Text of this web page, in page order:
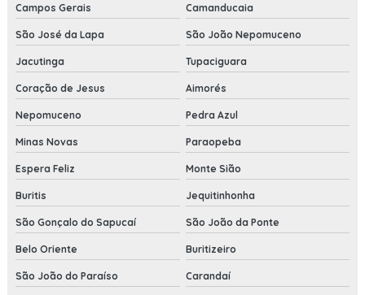
Campos Gerais Camanducaia
São José da Lapa São João Nepomuceno
Jacutinga Tupaciguara
Coração de Jesus Aimorés
Nepomuceno Pedra Azul
Minas Novas Paraopeba
Espera Feliz Monte Sião
Buritis Jequitinhonha
São Gonçalo do Sapucaí São João da Ponte
Belo Oriente Buritizeiro
São João do Paraíso Carandaí